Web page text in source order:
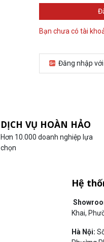
Bạn chưa có tài
Đăng nhập
DỊCH VỤ HOÀN HẢO
Hơn 10.000 doanh nghiệp lựa
chọn
Hệ
Khai,
Hà Nội: